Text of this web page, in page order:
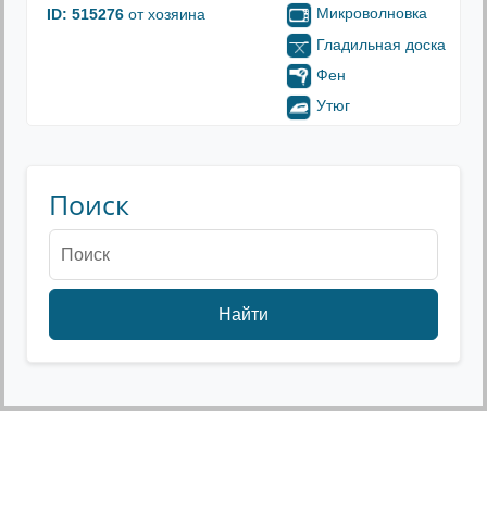
ID: 515276 от хозяина
Микроволновка
Гладильная доска
Фен
Утюг
Поиск
Найти